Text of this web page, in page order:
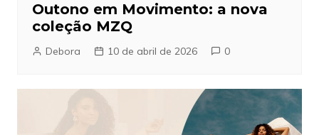
Outono em Movimento: a nova
coleção MZQ
Debora 10 de abril de 2026 0